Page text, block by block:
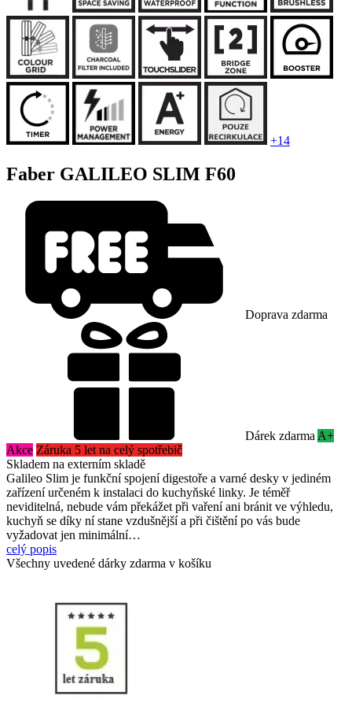
+14
Faber GALILEO SLIM F60
Doprava zdarma
Dárek zdarma A+
Akce Záruka 5 let na celý spotřebič
Skladem na externím skladě
Galileo Slim je funkční spojení digestoře a varné desky v jediném
zařízení určeném k instalaci do kuchyňské linky. Je téměř
neviditelná, nebude vám překážet při vaření ani bránit ve výhledu,
kuchyň se díky ní stane vzdušnější a při čištění po vás bude
vyžadovat jen minimální…
celý popis
Všechny uvedené dárky zdarma v košíku